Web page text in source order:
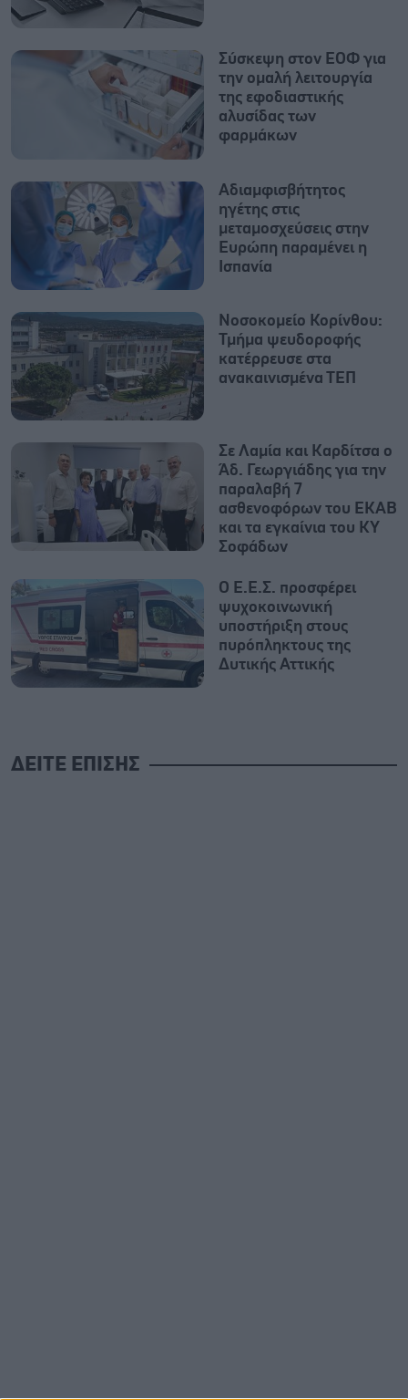
Σύσκεψη στον ΕΟΦ για
την ομαλή λειτουργία
της εφοδιαστικής
αλυσίδας των
φαρμάκων
Αδιαμφισβήτητος
ηγέτης στις
μεταμοσχεύσεις στην
Ευρώπη παραμένει η
Ισπανία
Νοσοκομείο Κορίνθου:
Τμήμα ψευδοροφής
κατέρρευσε στα
ανακαινισμένα ΤΕΠ
Σε Λαμία και Καρδίτσα ο
Άδ. Γεωργιάδης για την
παραλαβή 7
ασθενοφόρων του ΕΚΑΒ
και τα εγκαίνια του ΚΥ
Σοφάδων
Ο Ε.Ε.Σ. προσφέρει
ψυχοκοινωνική
υποστήριξη στους
πυρόπληκτους της
Δυτικής Αττικής
ΔΕΙΤΕ ΕΠΙΣΗΣ